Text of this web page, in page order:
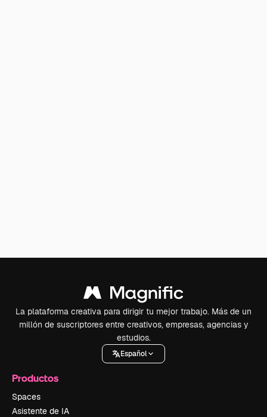
La plataforma creativa para dirigir tu mejor trabajo. Más de un
millón de suscriptores entre creativos, empresas, agencias y
estudios.
Español
Productos
Spaces
Asistente de IA